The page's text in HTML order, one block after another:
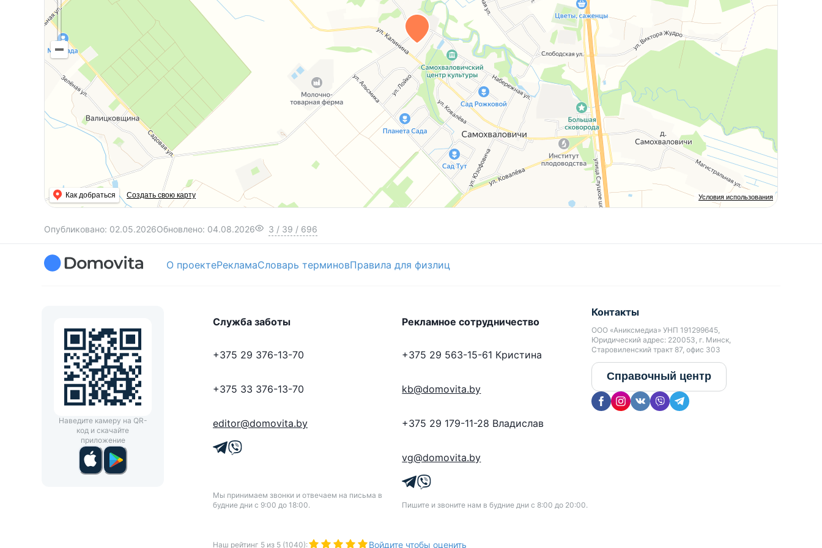
– горячая вода - электрический бойлер.
Участок не большой, поэтому не требует колоссальных усилий по уходу, но при этом вполне
достаточный для отдыха, барбекю, зелёного уголка и встреч с родными и друзьями.
✅ Торг реален и удивит Вас!
✅ Организуем просмотр в удобное для вас время.
✅ Быстрая сделка - все документы готовы.
Переезд в Самохваловичи - это переезд в уютную, живую среду рядом с большим городом с
возможностью жить на природе и земле, но без потери инфраструктуры и удобства.
Такса Ричард уже подобрал дом побольше и готов к переезду!
Условия использования
Как добраться Создать свою карту
Опубликовано: 02.05.2026Обновлено: 04.08.2026 3 / 39 / 696
О проектеРекламаСловарь терминовПравила для физлиц
Наведите камеру на QR-
код и скачайте
приложение
Служба заботы
+375 29 376-13-70
+375 33 376-13-70
editor@domovita.by
Мы принимаем звонки и отвечаем на письма в
будние дни с 9:00 до 18:00.
Рекламное сотрудничество
+375 29 563-15-61 Кристина
kb@domovita.by
+375 29 179-11-28 Владислав
vg@domovita.by
Пишите и звоните нам в будние дни с 8:00 до 20:00.
Контакты
ООО «Аниксмедиа» УНП 191299645,
Юридический адрес: 220053, г. Минск,
Старовиленский тракт 87, офис 303
Справочный центр
Наш рейтинг 5 из 5 (1040): Войдите чтобы оценить